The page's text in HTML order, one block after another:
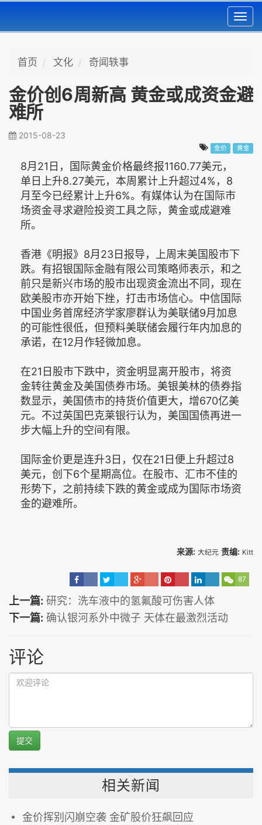
首页 文化 奇闻轶事
金价创6周新高 黄金或成资金避
难所
2015-08-23
金价 黄金
8月21日，国际黄金价格最终报1160.77美元，
单日上升8.27美元，本周累计上升超过4%，8
月至今已经累计上升6%。有媒体认为在国际市
场资金寻求避险投资工具之际，黄金或成避难
所。
香港《明报》8月23日报导，上周末美国股市下
跌。有招银国际金融有限公司策略师表示，和之
前只是新兴市场的股市出现资金流出不同，现在
欧美股市亦开始下挫，打击市场信心。中信国际
中国业务首席经济学家廖群认为美联储9月加息
的可能性很低，但预料美联储会履行年内加息的
承诺，在12月作轻微加息。
在21日股市下跌中，资金明显离开股市，将资
金转往黄金及美国债券市场。美银美林的债券指
数显示，美国债市的持货价值更大，增670亿美
元。不过英国巴克莱银行认为，美国国债再进一
步大幅上升的空间有限。
国际金价更是连升3日，仅在21日便上升超过8
美元，创下6个星期高位。在股市、汇市不佳的
形势下，之前持续下跌的黄金或成为国际市场资
金的避难所。
来源: 大纪元 责编: Kitt
87
上一篇: 研究：洗车液中的氢氟酸可伤害人体
下一篇: 确认银河系外中微子 天体在最激烈活动
评论
提交
相关新闻
金价挥别闪崩空袭 金矿股价狂飙回应